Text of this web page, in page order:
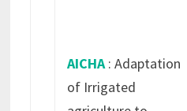
AICHA: Adaptation
of Irrigated